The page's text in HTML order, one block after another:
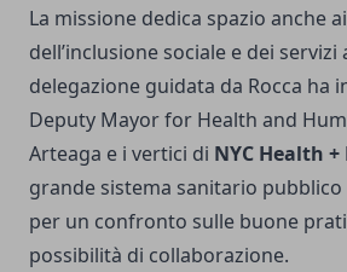
La missione dedica spazio anche
dell’inclusione sociale e dei servizi
delegazione guidata da Rocca ha
Deputy Mayor for Health and
Arteaga e i vertici di NYC Health
grande sistema sanitario
per un confronto sulle buone
possibilità di collaborazione.